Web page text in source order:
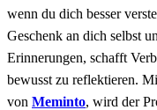
wenn du dich besser
Geschenk an dich selbst
Erinnerungen, schafft
bewusst zu reflektieren.
von Meminto, wird der